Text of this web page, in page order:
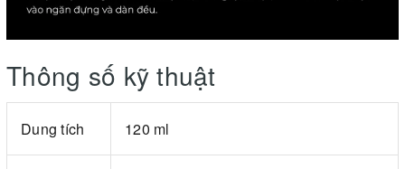
Thông số kỹ thuật
Dung tích 120 ml